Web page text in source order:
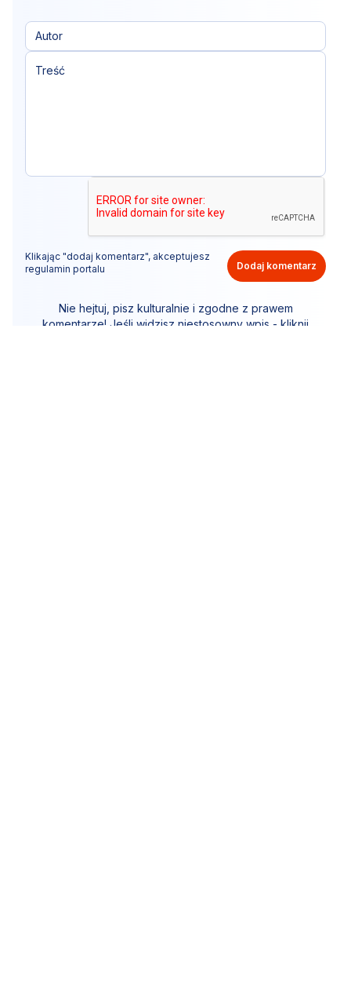
Klikając "dodaj komentarz", akceptujesz
regulamin portalu
Dodaj komentarz
Nie hejtuj, pisz kulturalnie i zgodne z prawem
komentarze! Jeśli widzisz niestosowny wpis - kliknij